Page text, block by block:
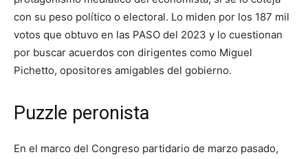
con su peso político o electoral. Lo miden por los 187 mil
votos que obtuvo en las PASO del 2023 y lo cuestionan
por buscar acuerdos con dirigentes como Miguel
Pichetto, opositores amigables del gobierno.
Puzzle peronista
En el marco del Congreso partidario de marzo pasado,